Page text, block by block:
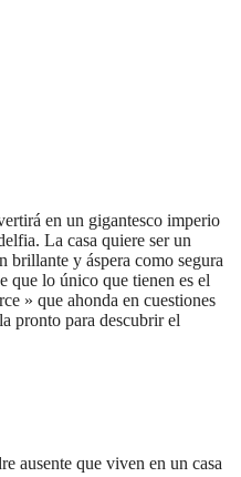
en un gigantesco imperio
La casa quiere ser un
brillante y áspera como segura
que lo único que tienen es el
» que ahonda en cuestiones
pronto para descubrir el
ausente que viven en un casa